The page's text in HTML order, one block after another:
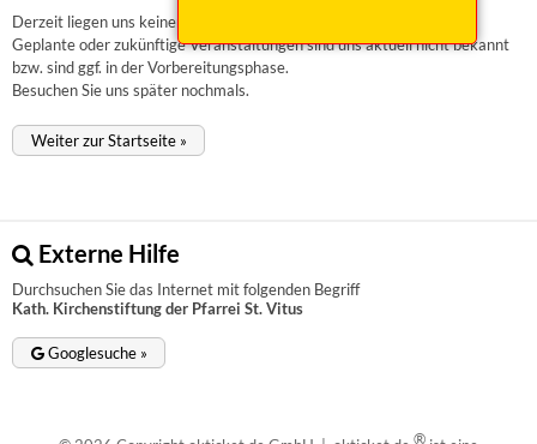
Derzeit liegen uns keinerlei Informationen vor.
Geplante oder zukünftige Veranstaltungen sind uns aktuell nicht bekannt
bzw. sind ggf. in der Vorbereitungsphase.
Besuchen Sie uns später nochmals.
Weiter zur Startseite »
Externe Hilfe
Durchsuchen Sie das Internet mit folgenden Begriff
Kath. Kirchenstiftung der Pfarrei St. Vitus
Googlesuche »
®